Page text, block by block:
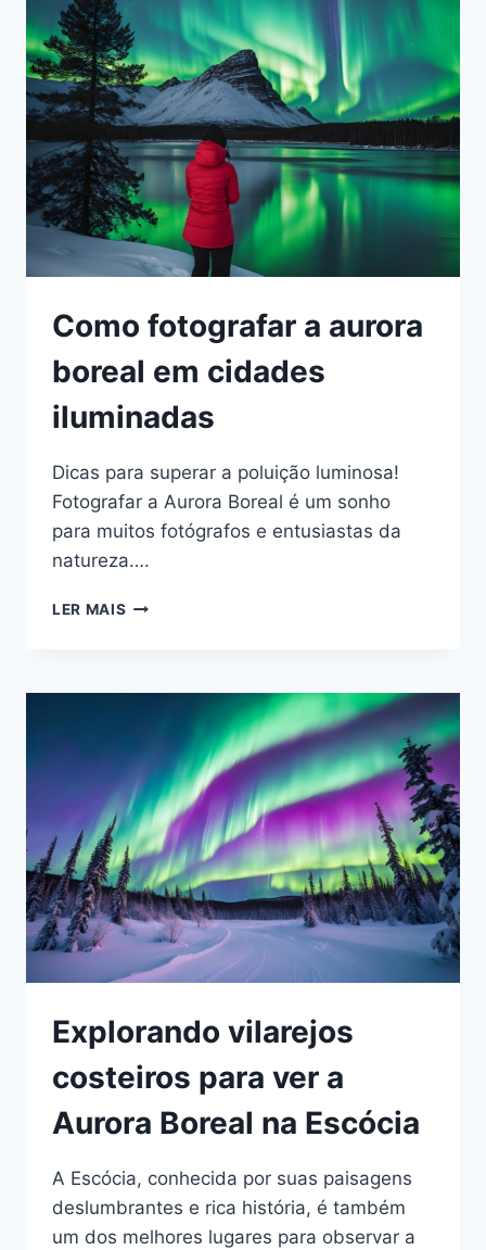
FINLÂNDIA?
Como fotografar a aurora
boreal em cidades
iluminadas
Dicas para superar a poluição luminosa!
Fotografar a Aurora Boreal é um sonho
para muitos fotógrafos e entusiastas da
natureza….
LER MAIS COMO
BOREAL
CIDADES
ILUMINADAS
Explorando vilarejos
costeiros para ver a
Aurora Boreal na Escócia
A Escócia, conhecida por suas paisagens
deslumbrantes e rica história, é também
um dos melhores lugares para observar a